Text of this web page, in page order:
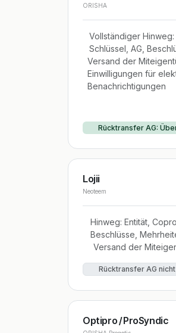
ORISHA
Vollständiger
Schlüssel, AG,
Versand der
Einwilligungen für
Benachrichtigungen
Rücktransfer AG:
Lojii
Neoteem
Hinweg: Entität,
Beschlüsse,
Versand der
Rücktransfer AG
Optipro / ProSyndic